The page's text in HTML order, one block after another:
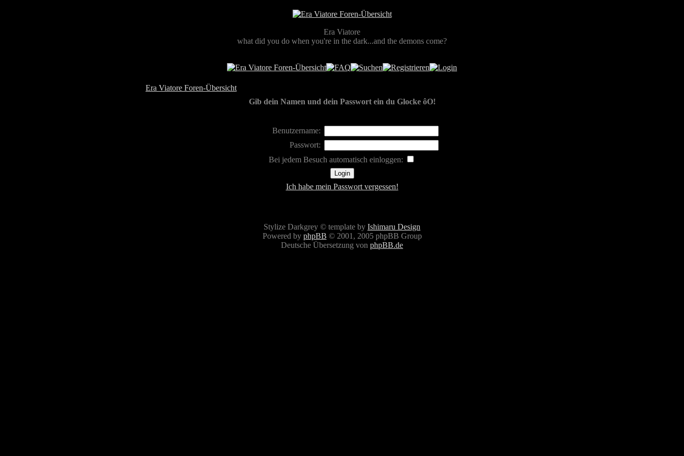
Era Viatore
what did you do when you're in the dark...and the demons come?
Era Viatore Foren-Übersicht
Gib dein Namen und dein Passwort ein du Glocke ôO!
Benutzername:
Passwort:
Bei jedem Besuch automatisch einloggen:
Ich habe mein Passwort vergessen!
Stylize Darkgrey © template by Ishimaru Design
Powered by phpBB © 2001, 2005 phpBB Group
Deutsche Übersetzung von phpBB.de